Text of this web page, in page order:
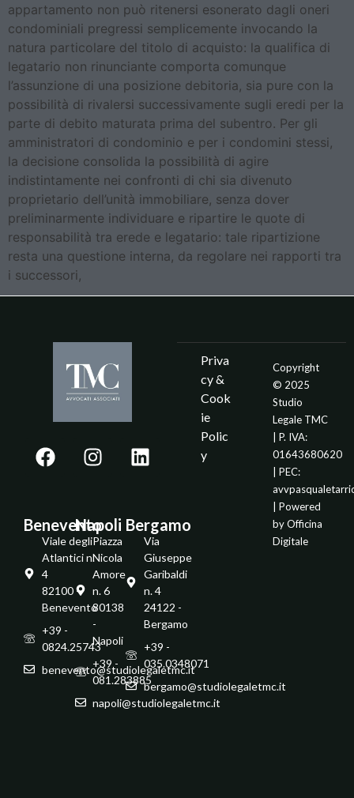
appartamento non può ritenersi esonerato dagli oneri
condominiali pregressi semplicemente invocando la
natura particolare del titolo di acquisto: la qualifica di
legatario non rinunciante comporta comunque
l’assunzione di una posizione debitoria, sia pure con la
possibilità di rivalersi successivamente sugli eredi per la
parte di debito maturata prima del subentro. Per gli
amministratori di condominio e per i condomini stessi,
la decisione consolida la possibilità di agire
indistintamente nei confronti di chi sia divenuto
proprietario dell’unità immobiliare, senza dover
preliminarmente individuare e ripartire le quote di
responsabilità tra erede e legatario: tale ripartizione
resta una questione interna, da regolare nei rapporti tra
i successori,
Benevento
Viale degli
Atlantici n.
4
82100 -
Benevento
+39 -
0824.25743
benevento@studiolegaletmc.it
Napoli
Piazza
Nicola
Amore
n. 6
80138
-
Napoli
+39 -
081.283885
napoli@studiolegaletmc.it
Bergamo
Via
Giuseppe
Garibaldi
n. 4
24122 -
Bergamo
+39 -
035.0348071
bergamo@studiolegaletmc.it
Priva
cy &
Cook
ie
Polic
y
Copyright
© 2025
Studio
Legale TMC
| P. IVA:
01643680620
| PEC:
| Powered
byOfficina
Digitale